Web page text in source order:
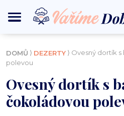
DOMŮ ⟩ DEZERTY ⟩ Ovesný dortík
polevou
Ovesný dortík s
čokoládovou